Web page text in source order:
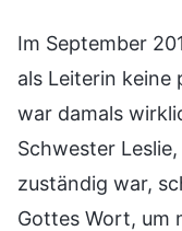
Im September
als Leiterin keine
war damals
Schwester
zuständig war,
Gottes Wort, um